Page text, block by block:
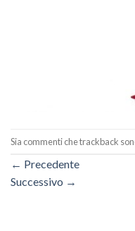
Sia commenti che trackback
← Precedente
Successivo →